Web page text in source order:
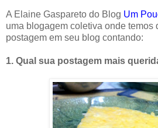
A Elaine Gaspareto do Blog Um
uma blogagem coletiva onde temos
postagem em seu blog contando:
1. Qual sua postagem mais